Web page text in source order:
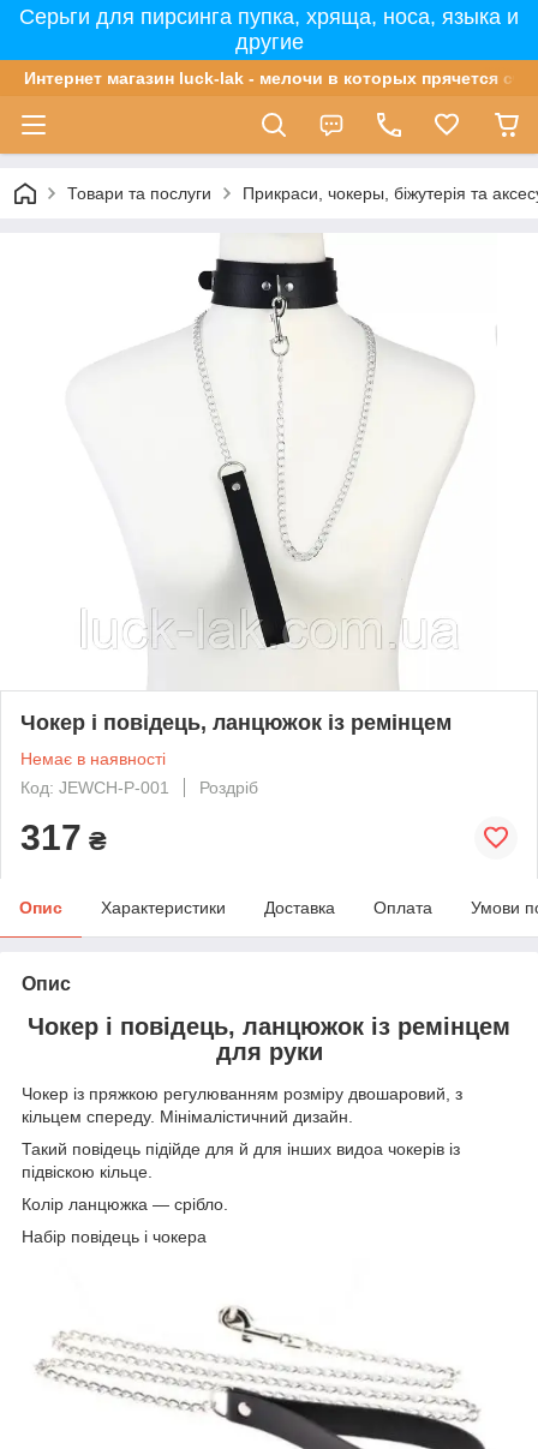
Серьги для пирсинга пупка, хряща, носа, языка и
другие
Интернет магазин luck-lak - мелочи в которых прячется
Товари та послуги Прикраси, чокеры, біжутерія та
Чокер і повідець, ланцюжок із ремінцем
Немає в наявності
Код: JEWCH-P-001
Роздріб
317 ₴
Опис Характеристики Доставка Оплата Умови
Опис
Чокер і повідець, ланцюжок із ремінцем
для руки
Чокер із пряжкою регулюванням розміру двошаровий, з
кільцем спереду. Мінімалістичний дизайн.
Такий повідець підійде для й для інших видоа чокерів із
підвіскою кільце.
Колір ланцюжка — срібло.
Набір повідець і чокера